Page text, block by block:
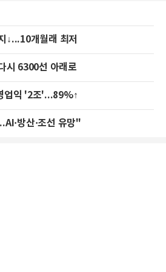
↓...10개월래 최저
시 6300선 아래로
업익 '2조'...89%↑
방산·조선 유망"